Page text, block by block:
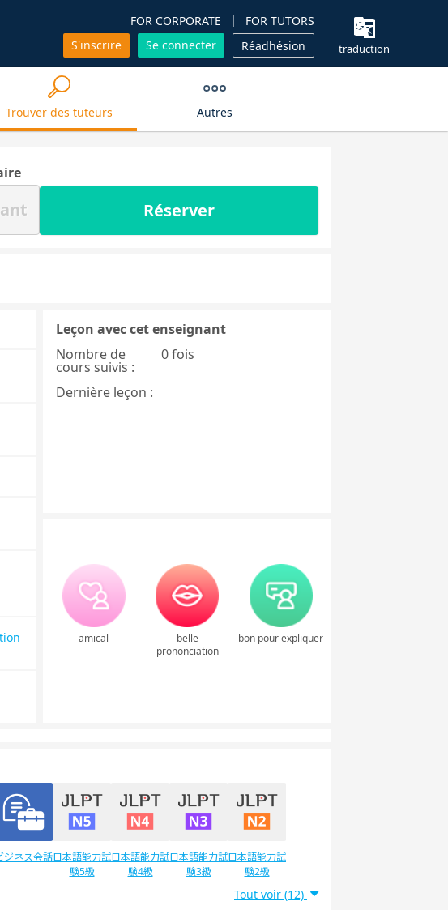
FOR CORPORATE
FOR TUTORS
S'inscrire
Se connecter Réadhésion traduction
Trouver des tuteurs Autres
Réserver
Leçon avec cet enseignant
Nombre de
cours suivis :
0 fois
Dernière leçon :
amical
belle
prononciation
bon pour expliquer
ジネス会話日本語能力試
験5級
日本語能力試
験4級
日本語能力試
験3級
日本語能力試
験2級
Tout voir (12)